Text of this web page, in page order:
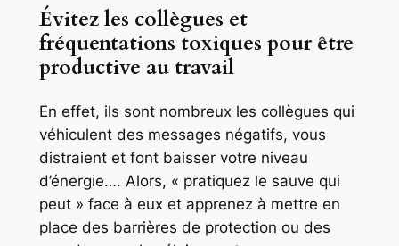
Évitez les collègues et
fréquentations toxiques pour être
productive au travail
En effet, ils sont nombreux les collègues qui
véhiculent des messages négatifs, vous
distraient et font baisser votre niveau
d’énergie…. Alors, « pratiquez le sauve qui
peut » face à eux et apprenez à mettre en
place des barrières de protection ou des